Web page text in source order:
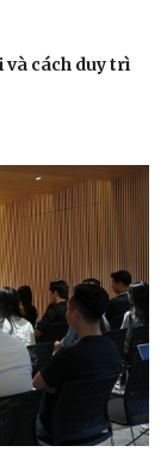
và cách duy trì